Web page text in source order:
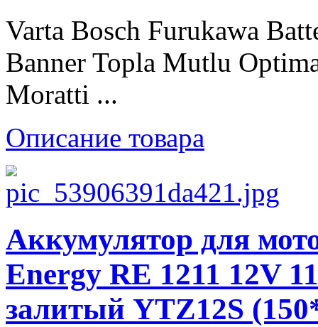
Varta Bosch Furukawa
Banner Topla Mutlu
Moratti ...
Описание товара
Аккумулятор для
Energy RE 1211 12V
залитый YTZ12S